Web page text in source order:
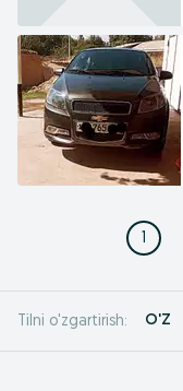
1
Tilni o'zgartirish: O'Z